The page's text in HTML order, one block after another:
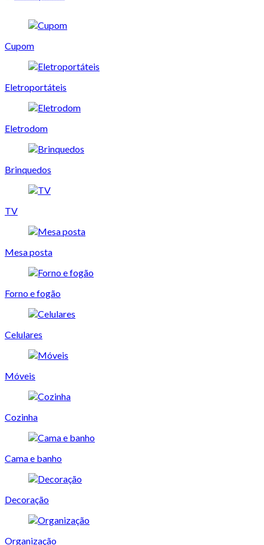
Cupom
Eletroportáteis
Eletrodom
Brinquedos
TV
Mesa posta
Forno e fogão
Celulares
Móveis
Cozinha
Cama e banho
Decoração
Organização